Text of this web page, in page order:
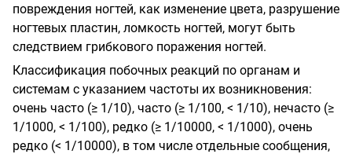
повреждения ногтей, как изменение цвета, разрушение
ногтевых пластин, ломкость ногтей, могут быть
следствием грибкового поражения ногтей.
Классификация побочных реакций по органам и
системам с указанием частоты их возникновения:
очень часто (≥ 1/10), часто (≥ 1/100, < 1/10), нечасто (≥
1/1000, < 1/100), редко (≥ 1/10000, < 1/1000), очень
редко (< 1/10000), в том числе отдельные сообщения,